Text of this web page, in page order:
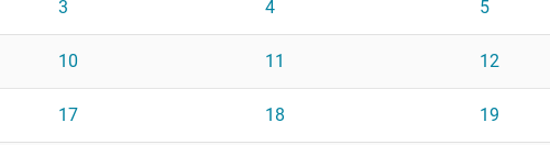
3 4 5
10 11 12
17 18 19